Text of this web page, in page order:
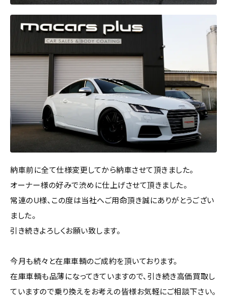
納車前に全て仕様変更してから納車させて頂きました。
オーナー様の好みで渋めに仕上げさせて頂きました。
常連のU様、この度は当社へご用命頂き誠にありがとうござい
ました。
引き続きよろしくお願い致します。
今月も続々と在庫車輌のご成約を頂いております。
在庫車輌も品薄になってきていますので、引き続き高価買取し
ていますので乗り換えをお考えの皆様お気軽にご相談下さい。